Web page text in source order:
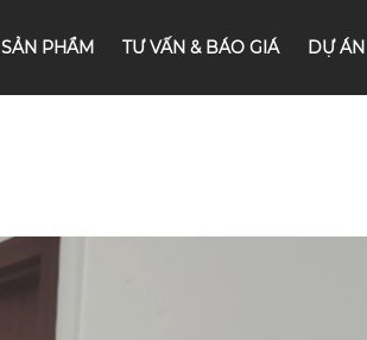
SẢN PHẨM TƯ VẤN & BÁO GIÁ DỰ ÁN